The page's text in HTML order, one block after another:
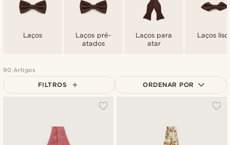
Laços
Laços pré-
atados
Laços para
atar
Laços
90 Artigos
FILTROS ORDENAR POR
Preço mais baixo